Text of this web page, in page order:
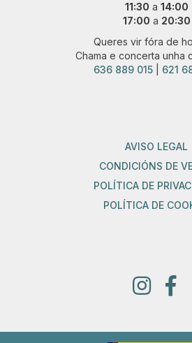
11:30 a 14:00
17:00 a 20:30
Queres vir fóra de
Chama e concerta unha
636 889 015| 621
AVISO LEGAL
CONDICIÓNS DE
POLÍTICA DE
POLÍTICA DE